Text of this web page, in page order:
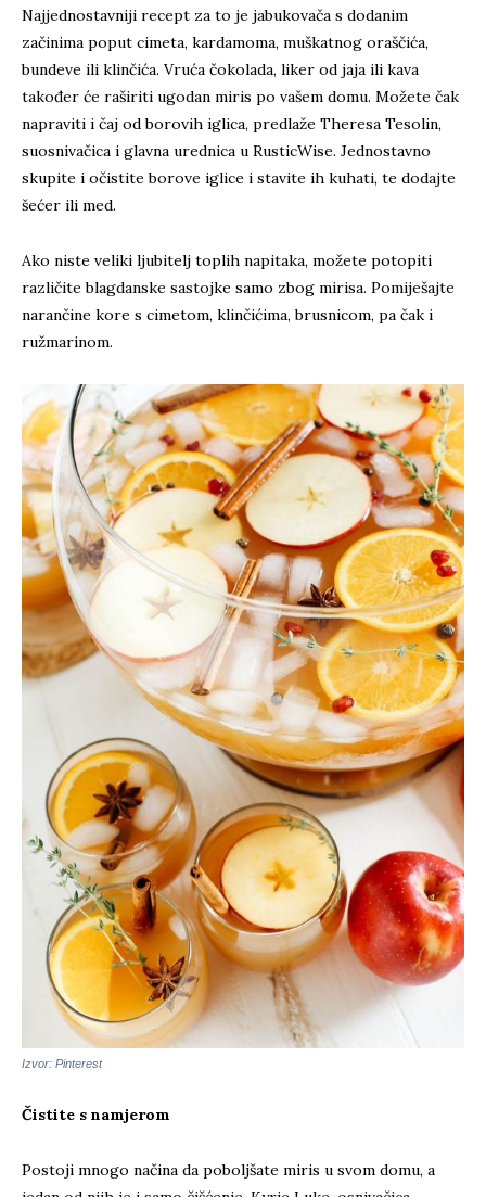
Najjednostavniji recept za to je jabukovača s dodanim
začinima poput cimeta, kardamoma, muškatnog oraščića,
bundeve ili klinčića. Vruća čokolada, liker od jaja ili kava
također će raširiti ugodan miris po vašem domu. Možete čak
napraviti i čaj od borovih iglica, predlaže Theresa Tesolin,
suosnivačica i glavna urednica u RusticWise. Jednostavno
skupite i očistite borove iglice i stavite ih kuhati, te dodajte
šećer ili med.
Ako niste veliki ljubitelj toplih napitaka, možete potopiti
različite blagdanske sastojke samo zbog mirisa. Pomiješajte
narančine kore s cimetom, klinčićima, brusnicom, pa čak i
ružmarinom.
Izvor: Pinterest
Čistite s namjerom
Postoji mnogo načina da poboljšate miris u svom domu, a